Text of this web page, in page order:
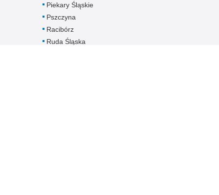
Piekary Śląskie
Pszczyna
Racibórz
Ruda Śląska